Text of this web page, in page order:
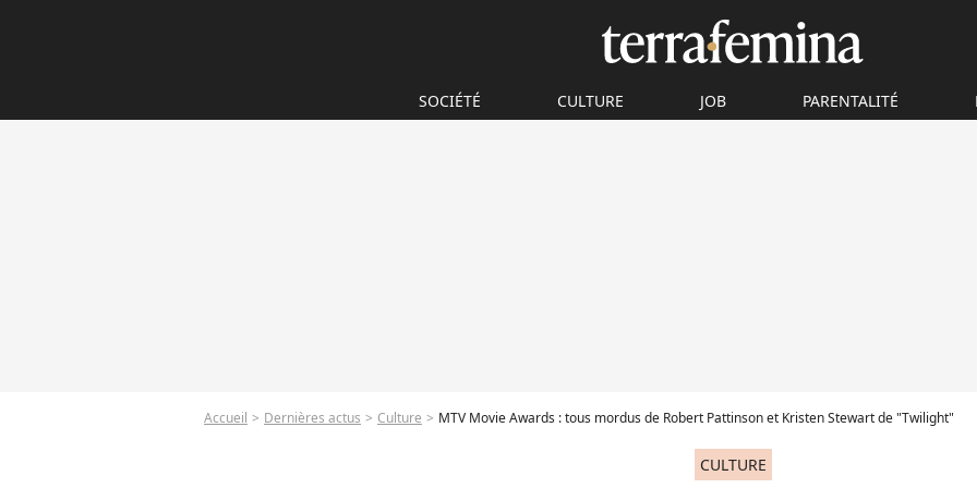
SOCIÉTÉ CULTURE JOB PARENTALITÉ
Accueil Dernières actus Culture MTV Movie Awards : tous mordus de Robert Pattinson et Kristen Stewart de "Twilight"
CULTURE